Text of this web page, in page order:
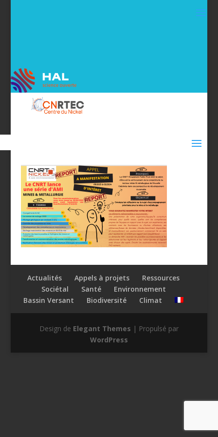
Actualités Appels à projets
Ressources
Sociétal
Santé
Environnement
Bassin Versant
Biodiversité Climat
Design de Elegant Themes | Propulsé par
WordPress